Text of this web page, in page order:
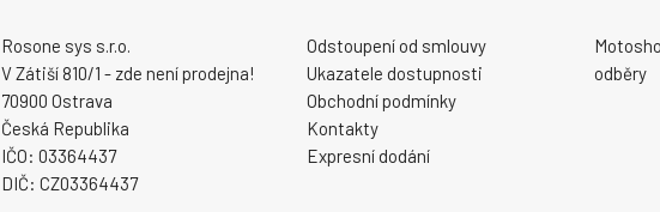
Rosone sys s.r.o.
V Zátiší 810/1 - zde není prodejna!
70900 Ostrava
Česká Republika
IČO: 03364437
DIČ: CZ03364437
Odstoupení od smlouvy
Ukazatele dostupnosti
Obchodní podmínky
Kontakty
Expresní dodání
odběry